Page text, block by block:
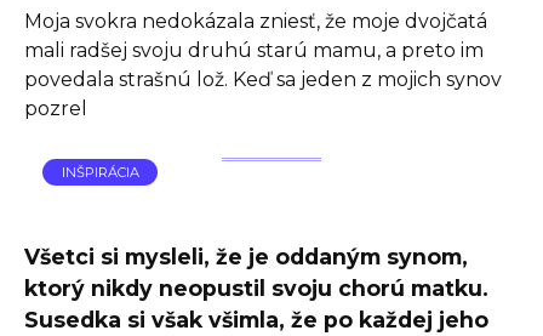
Moja svokra nedokázala zniesť, že moje dvojčatá
mali radšej svoju druhú starú mamu, a preto im
povedala strašnú lož. Keď sa jeden z mojich synov
pozrel
INŠPIRÁCIA
Všetci si mysleli, že je oddaným synom,
ktorý nikdy neopustil svoju chorú matku.
Susedka si však všimla, že po každej jeho